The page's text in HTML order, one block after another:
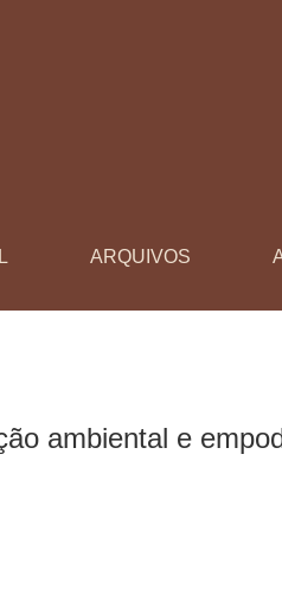
ARQUIVOS
ambiental e